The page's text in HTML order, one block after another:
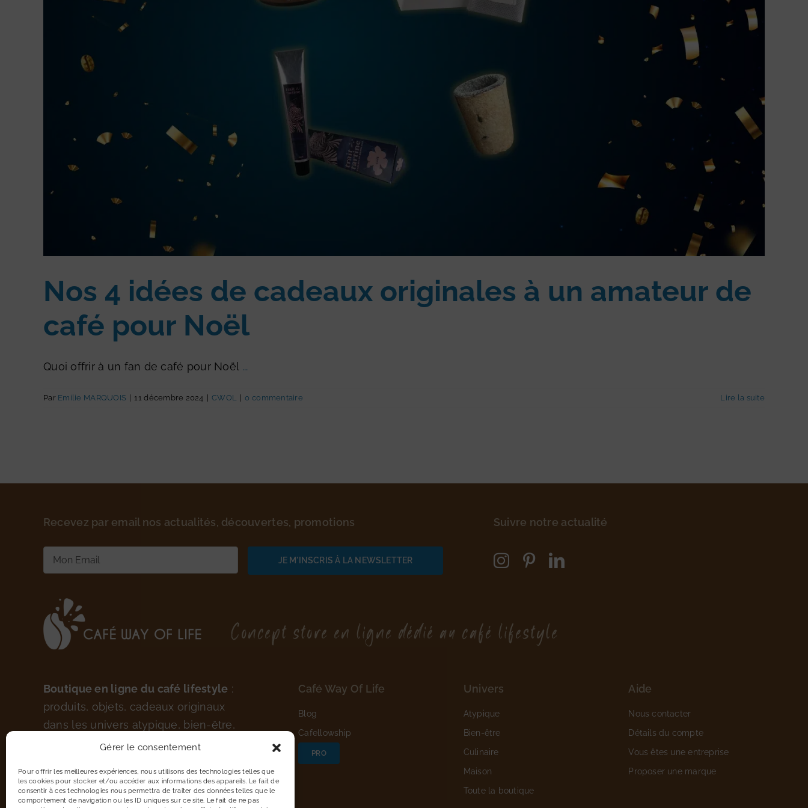
Gérer le consentement
Pour offrir les meilleures expériences, nous utilisons des technologies telles que
les cookies pour stocker et/ou accéder aux informations des appareils. Le fait de
consentir à ces technologies nous permettra de traiter des données telles que le
comportement de navigation ou les ID uniques sur ce site. Le fait de ne pas
Nos 4 idées de cadeaux originales à un amateur de
café pour Noël
Quoi offrir à un fan de café pour Noël ...
Par Emilie MARQUOIS | 11 décembre 2024 | CWOL | 0 commentaire Lire la suite
Recevez par email nos actualités, découvertes, promotions
E-
mail(Nécessaire)
Suivre notre actualité
Concept store en ligne dédié au café lifestyle
Boutique en ligne du café lifestyle :
produits, objets, cadeaux originaux
dans les univers atypique, bien-être,
culinaire, maison.
Café Way Of Life
Blog
Cafellowship
PRO
Univers
Atypique
Bien-être
Culinaire
Maison
Toute la boutique
Aide
Nous contacter
Détails du compte
Vous êtes une entreprise
Proposer une marque